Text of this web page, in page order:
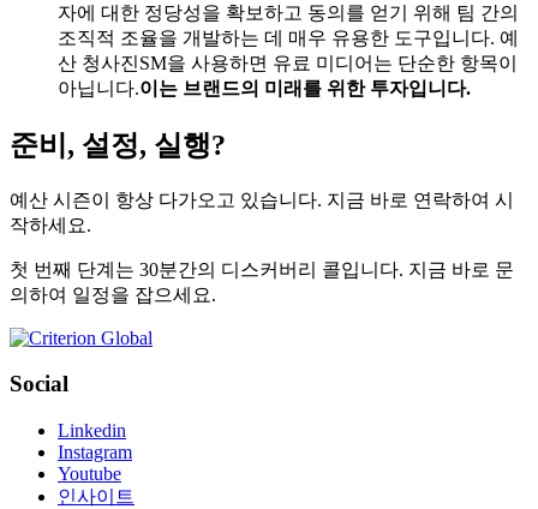
자에 대한 정당성을 확보하고 동의를 얻기 위해 팀 간의
조직적 조율을 개발하는 데 매우 유용한 도구입니다. 예
산 청사진SM을 사용하면 유료 미디어는 단순한 항목이
아닙니다.이는 브랜드의 미래를 위한 투자입니다.
준비, 설정, 실행?
예산 시즌이 항상 다가오고 있습니다. 지금 바로 연락하여 시
작하세요.
첫 번째 단계는 30분간의 디스커버리 콜입니다. 지금 바로 문
의하여 일정을 잡으세요.
Social
Linkedin
Instagram
Youtube
인사이트